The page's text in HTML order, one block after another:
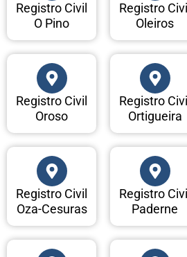
Registro Civil
O Pino
Registro Civil
Oleiros
Registro Civil
Oroso
Registro Civil
Ortigueira
Registro Civil
Oza-Cesuras
Registro Civil
Paderne